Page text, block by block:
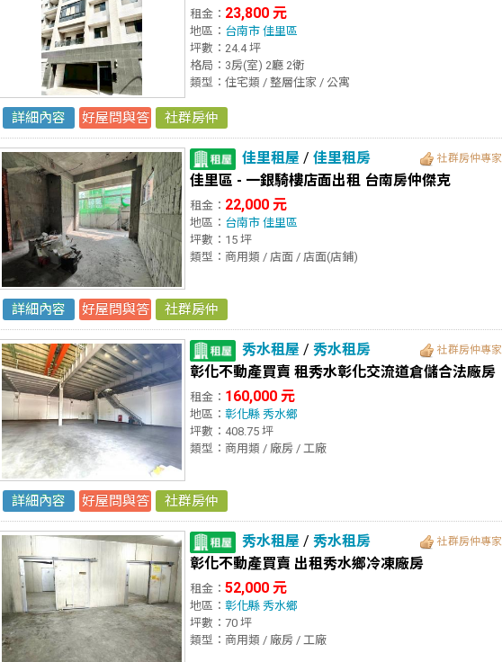
租金： 23,800 元
地區： 台南市 佳里區
坪數：24.4 坪
格局：3房(室) 2廳 2衛
類型：住宅類 / 整層住家 / 公寓
詳細內容 好屋問與答 社群房仲
佳里租屋 / 佳里租房 社群房仲專家
佳里區 - 一銀騎樓店面出租 台南房仲傑克
租金： 22,000 元
地區： 台南市 佳里區
坪數：15 坪
類型：商用類 / 店面 / 店面(店鋪)
詳細內容 好屋問與答 社群房仲
秀水租屋 / 秀水租房 社群房仲專家
彰化不動產買賣 租秀水彰化交流道倉儲合法廠房
租金： 160,000 元
地區： 彰化縣 秀水鄉
坪數：408.75 坪
類型：商用類 / 廠房 / 工廠
詳細內容 好屋問與答 社群房仲
秀水租屋 / 秀水租房 社群房仲專家
彰化不動產買賣 出租秀水鄉冷凍廠房
租金： 52,000 元
地區： 彰化縣 秀水鄉
坪數：70 坪
類型：商用類 / 廠房 / 工廠